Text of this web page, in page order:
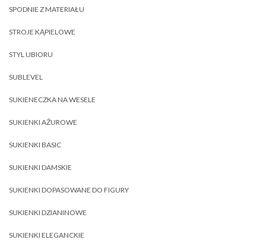
SPODNIE Z MATERIAŁU
STROJE KĄPIELOWE
STYL UBIORU
SUBLEVEL
SUKIENECZKA NA WESELE
SUKIENKI AŻUROWE
SUKIENKI BASIC
SUKIENKI DAMSKIE
SUKIENKI DOPASOWANE DO FIGURY
SUKIENKI DZIANINOWE
SUKIENKI ELEGANCKIE